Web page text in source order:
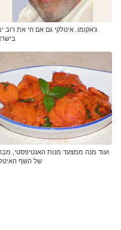
ג'אקומו. איטלקי גם אם חי את רוב
ועוד מנה ממצעד מנות האנטיפסטי,
של השף